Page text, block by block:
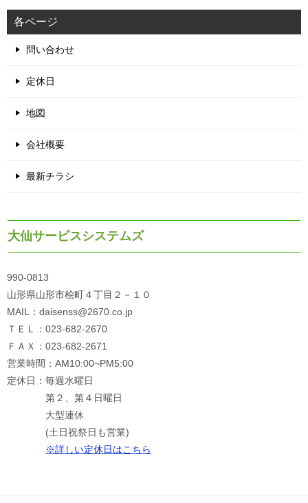
各ページ
問い合わせ
定休日
地図
会社概要
最新チラシ
大仙サービスシステムズ
990-0813
山形県山形市桧町４丁目２－１０
MAIL：daisenss@2670.co.jp
ＴＥＬ：023-682-2670
ＦＡＸ：023-682-2671
営業時間：AM10:00~PM5:00
定休日：毎週水曜日
第２、第４日曜日
大型連休
(土日祝祭日も営業)
※詳しい定休日はこちら